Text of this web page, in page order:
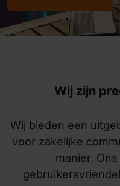
Wij zijn
Wij bieden een
voor zakelijke
manier.